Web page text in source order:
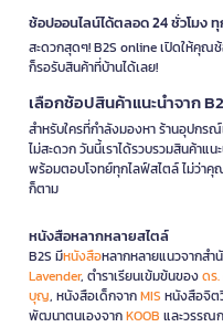
ช้อปออนไลน์ได้ตลอด 24 ชั่วโมง ทุ
สะดวกสุดๆ! B2S online เปิดให้คุณ
ก็รอรับสินค้าที่บ้านได้เลย!
เลือกช้อปสินค้าแนะนำจาก
สำหรับใครที่กำลังมองหา ร้านอุปกร
ไม่สะดวก วันนี้เราได้รวบรวมสินค้าแ
พร้อมตอบโจทย์ทุกไลฟ์สไตล์ ไม่ว่า
ก็ตาม
หนังสือหลากหลายสไตล์
B2S มีหนังสือหลากหลายแนวจากสำ
Lavender, ตำราเรียนเข้มข้นของดร
บุญ, หนังสือเด็กจากMIS หนังสือจิต
พัฒนาตนเองจากKOOB และวรรณ